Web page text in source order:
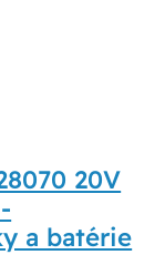
20V
a batérie